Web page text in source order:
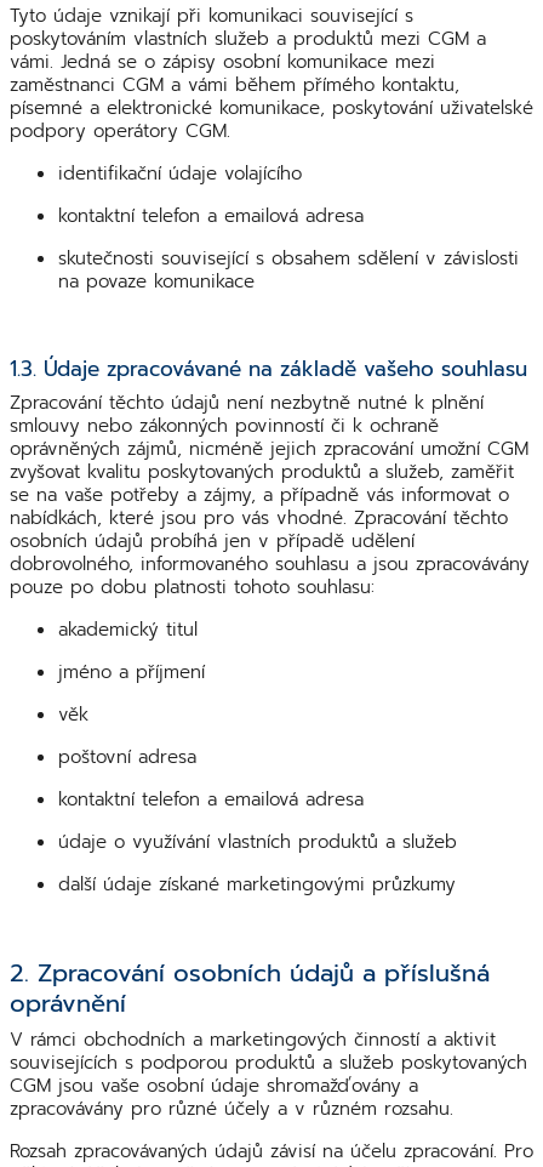
Tyto údaje vznikají při komunikaci související s
poskytováním vlastních služeb a produktů mezi CGM a
vámi. Jedná se o zápisy osobní komunikace mezi
zaměstnanci CGM a vámi během přímého kontaktu,
písemné a elektronické komunikace, poskytování uživatelské
podpory operátory CGM.
identifikační údaje volajícího
kontaktní telefon a emailová adresa
skutečnosti související s obsahem sdělení v závislosti
na povaze komunikace
1.3. Údaje zpracovávané na základě vašeho souhlasu
Zpracování těchto údajů není nezbytně nutné k plnění
smlouvy nebo zákonných povinností či k ochraně
oprávněných zájmů, nicméně jejich zpracování umožní CGM
zvyšovat kvalitu poskytovaných produktů a služeb, zaměřit
se na vaše potřeby a zájmy, a případně vás informovat o
nabídkách, které jsou pro vás vhodné. Zpracování těchto
osobních údajů probíhá jen v případě udělení
dobrovolného, informovaného souhlasu a jsou zpracovávány
pouze po dobu platnosti tohoto souhlasu:
akademický titul
jméno a příjmení
věk
poštovní adresa
kontaktní telefon a emailová adresa
údaje o využívání vlastních produktů a služeb
další údaje získané marketingovými průzkumy
2. Zpracování osobních údajů a příslušná
oprávnění
V rámci obchodních a marketingových činností a aktivit
souvisejících s podporou produktů a služeb poskytovaných
CGM jsou vaše osobní údaje shromažďovány a
zpracovávány pro různé účely a v různém rozsahu.
Rozsah zpracovávaných údajů závisí na účelu zpracování. Pro